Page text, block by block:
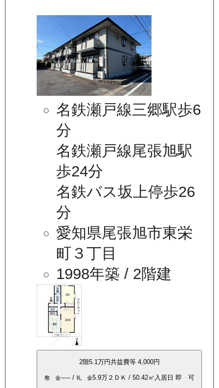
名鉄瀬戸線三郷駅歩6
分
名鉄瀬戸線尾張旭駅
歩24分
名鉄バス坂上停歩26
分
愛知県尾張旭市東栄
町３丁目
1998年築 / 2階建
2階5.1万円共益費等 4,000円
敷 金-----/ 礼 金5.9万２ＤＫ / 50.42㎡ 入居日 即 可